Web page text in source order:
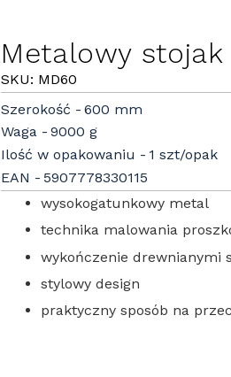
Metalowy
SKU: MD60
Szerokość
600 mm
Waga
9000 g
Ilość w opakowaniu
1 szt/opak
EAN
5907778330115
wysokogatunkowy metal
technika malowania
wykończenie drewnianymi
stylowy design
praktyczny sposób na